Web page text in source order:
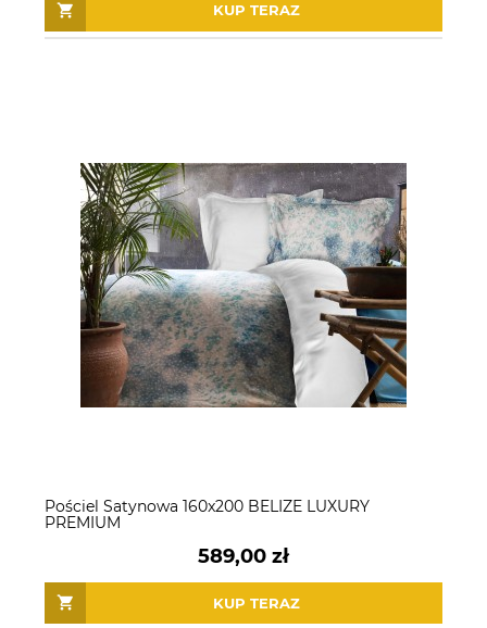
KUP TERAZ
Pościel Satynowa 160x200 BELIZE LUXURY
PREMIUM
589,00 zł
KUP TERAZ